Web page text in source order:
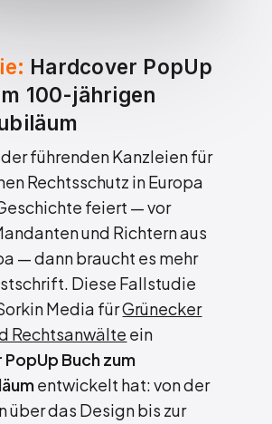
Hardcover PopUp
100-jährigen
führenden Kanzleien für
Rechtsschutz in Europa
feiert — vor
und Richtern aus
— dann braucht es mehr
Diese Fallstudie
Media fürGrünecker
Rechtsanwälte ein
Buch zum
entwickelt hat: von der
über das Design bis zur